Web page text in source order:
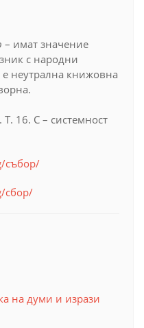
– имат значение
с народни
е неутрална книжовна
16. С – системност
събор/
сбор/
на думи и изрази